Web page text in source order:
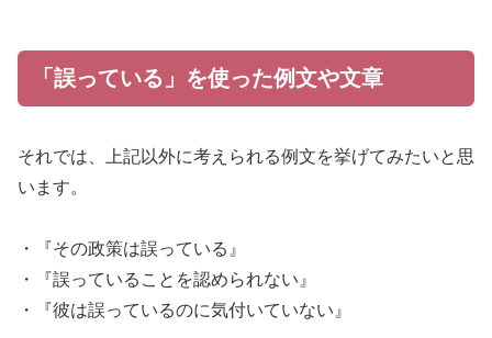
「誤っている」を使った例文や文章
それでは、上記以外に考えられる例文を挙げてみたいと思
います。
・『その政策は誤っている』
・『誤っていることを認められない』
・『彼は誤っているのに気付いていない』